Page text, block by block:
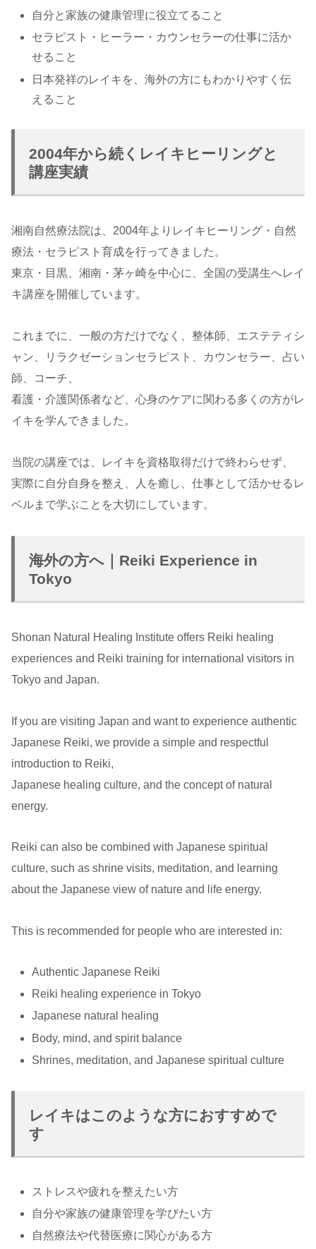
自分と家族の健康管理に役立てること
セラピスト・ヒーラー・カウンセラーの仕事に活か
せること
日本発祥のレイキを、海外の方にもわかりやすく伝
えること
2004年から続くレイキヒーリングと
講座実績
湘南自然療法院は、2004年よりレイキヒーリング・自然
療法・セラピスト育成を行ってきました。
東京・目黒、湘南・茅ヶ崎を中心に、全国の受講生へレイ
キ講座を開催しています。
これまでに、一般の方だけでなく、整体師、エステティシ
ャン、リラクゼーションセラピスト、カウンセラー、占い
師、コーチ、
看護・介護関係者など、心身のケアに関わる多くの方がレ
イキを学んできました。
当院の講座では、レイキを資格取得だけで終わらせず、
実際に自分自身を整え、人を癒し、仕事として活かせるレ
ベルまで学ぶことを大切にしています。
海外の方へ｜Reiki Experience in
Tokyo
Shonan Natural Healing Institute offers Reiki healing
experiences and Reiki training for international visitors in
Tokyo and Japan.
If you are visiting Japan and want to experience authentic
Japanese Reiki, we provide a simple and respectful
introduction to Reiki,
Japanese healing culture, and the concept of natural
energy.
Reiki can also be combined with Japanese spiritual
culture, such as shrine visits, meditation, and learning
about the Japanese view of nature and life energy.
This is recommended for people who are interested in:
Authentic Japanese Reiki
Reiki healing experience in Tokyo
Japanese natural healing
Body, mind, and spirit balance
Shrines, meditation, and Japanese spiritual culture
レイキはこのような方におすすめで
す
ストレスや疲れを整えたい方
自分や家族の健康管理を学びたい方
自然療法や代替医療に関心がある方